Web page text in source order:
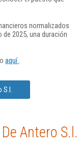
normalizados
2025, una duración
aquí.
S.l.
Antero S.l.